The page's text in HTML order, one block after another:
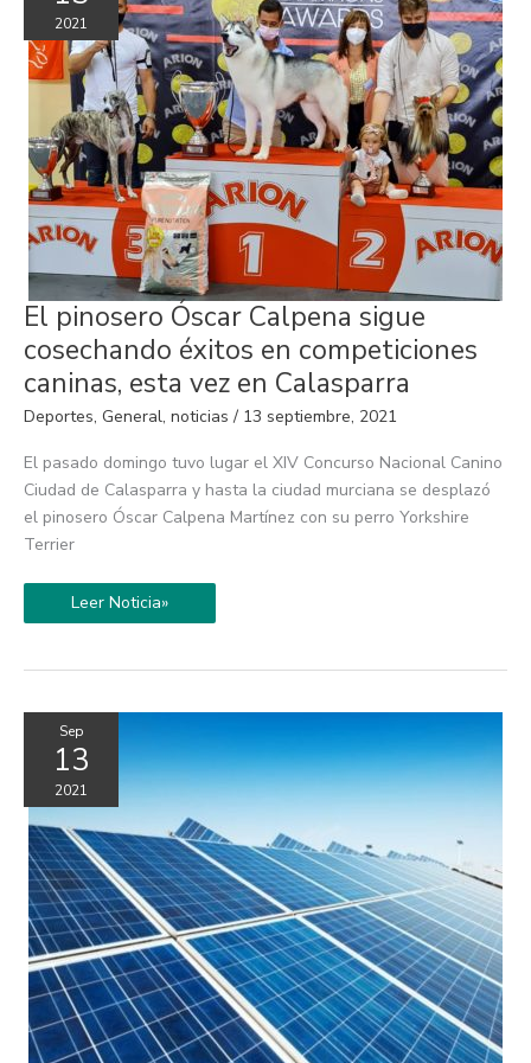
2021
El pinosero Óscar Calpena sigue
cosechando éxitos en competiciones
caninas, esta vez en Calasparra
Deportes, General, noticias / 13 septiembre, 2021
El pasado domingo tuvo lugar el XIV Concurso Nacional Canino
Ciudad de Calasparra y hasta la ciudad murciana se desplazó
el pinosero Óscar Calpena Martínez con su perro Yorkshire
Terrier
El
pinosero
Óscar
Calpena
sigue
cosechando
éxitos
en
caninas,
esta
vez
Calasparra
Leer Noticia»
Sep
13
2021